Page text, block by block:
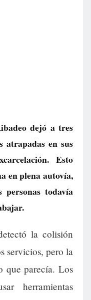
dejó a tres
atrapadas en sus
Esto
en plena autovía,
todavía
la colisión
servicios, pero la
que parecía. Los
herramientas